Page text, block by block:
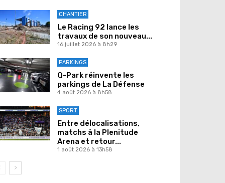
CHANTIER
Le Racing 92 lance les
travaux de son nouveau...
16 juillet 2026 à 8h29
PARKINGS
Q-Park réinvente les
parkings de La Défense
4 août 2026 à 8h58
SPORT
Entre délocalisations,
matchs à la Plenitude
Arena et retour...
1 août 2026 à 13h58